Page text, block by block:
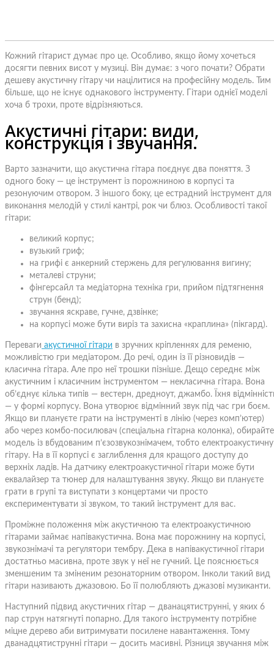
Кожний гітарист думає про це. Особливо, якщо йому хочеться
досягти певних висот у музиці. Він думає: з чого почати? Обрати
дешеву акустичну гітару чи націлитися на професійну модель. Тим
більше, що не існує однакового інструменту. Гітари однієї моделі
хоча б трохи, проте відрізняються.
Акустичні гітари: види,
конструкція і звучання.
Варто зазначити, що акустична гітара поєднує два поняття. З
одного боку — це інструмент із порожниною в корпусі та
резонуючим отвором. З іншого боку, це естрадний інструмент для
виконання мелодій у стилі кантрі, рок чи блюз. Особливості такої
гітари:
великий корпус;
вузький гриф;
на грифі є анкерний стержень для регулювання вигину;
металеві струни;
фінгерсайл та медіаторна техніка гри, прийом підтягнення
струн (бенд);
звучання яскраве, гучне, дзвінке;
на корпусі може бути виріз та захисна «краплина» (пікгард).
Переваги акустичної гітари в зручних кріпленнях для ременю,
можливістю гри медіатором. До речі, один із її різновидів —
класична гітара. Але про неї трошки пізніше. Дещо середнє між
акустичним і класичним інструментом — некласична гітара. Вона
об’єднує кілька типів — вестерн, дредноут, джамбо. Їхня
— у формі корпусу. Вона утворює відмінний звук під час гри боєм.
Якщо ви плануєте грати на інструменті в лінію (через комп’ютер)
або через комбо-посилювач (спеціальна гітарна колонка), обирайте
модель із вбудованим п’єзозвукознімачем, тобто електроакустичну
гітару. На в її корпусі є заглиблення для кращого доступу до
верхніх ладів. На датчику електроакустичної гітари може бути
еквалайзер та тюнер для налаштування звуку. Якщо ви плануєте
грати в групі та виступати з концертами чи просто
експериментувати зі звуком, то такий інструмент для вас.
Проміжне положення між акустичною та електроакустичною
гітарами займає напівакустична. Вона має порожнину на корпусі,
звукознімачі та регулятори тембру. Дека в напівакустичної гітари
достатньо масивна, проте звук у неї не гучний. Це пояснюється
зменшеним та зміненим резонаторним отвором. Інколи такий вид
гітари називають джазовою. Бо її полюбляють джазові музиканти.
Наступний підвид акустичних гітар — дванацятиструнні, у яких 6
пар струн натягнуті попарно. Для такого інструменту потрібне
міцне дерево аби витримувати посилене навантаження. Тому
дванадцятиструнні гітари — досить масивні. Різниця звучання між